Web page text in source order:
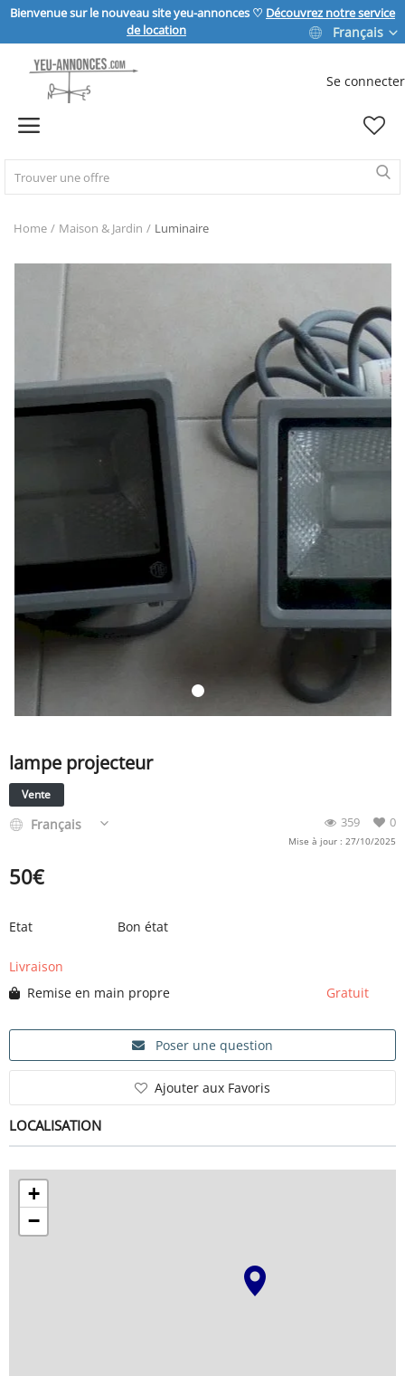
Bienvenue sur le nouveau site yeu-annonces ♡ Découvrez notre service
de location
Français
Se connecter
Home
IMMOBILIER
VÉHICULE
BILLET & COVOIT'
Home Maison & Jardin Luminaire
lampe projecteur
Vente
0
359
Français
Mise à jour : 27/10/2025
50€
Etat Bon état
Livraison
Remise en main propre
Gratuit
Poser une question
Ajouter aux Favoris
LOCALISATION
+
−